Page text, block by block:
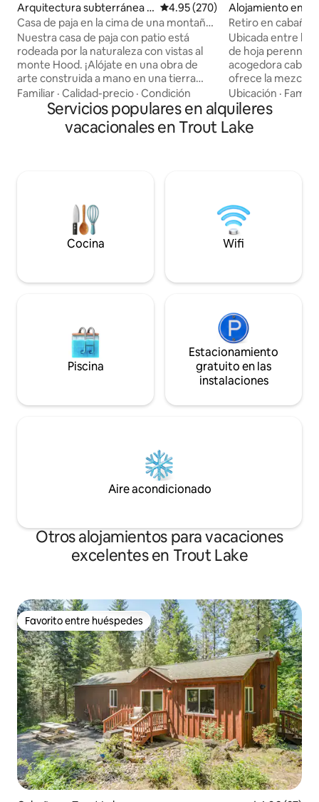
Arquitectura subterránea e
n White Salmon
Calificación promedio: 4.95 de
4.95 (270)
Casa de paja en la cima de una montaña
con vistas impresionantes
Nuestra casa de paja con patio está
rodeada por la naturaleza con vistas al
monte Hood. ¡Alójate en una obra de
arte construida a mano en una tierra
rebosante de amor! - Fuera de la red
(solar). - Wifi. - Ducha caliente y cocina al
aire libre en el pabellón compartido.
Inodoro de compostaje privado (nota: el
quieran comunicarse con la naturaleza. -
Pregunta sobre la reserva de todo el
alojamiento (3 unidades). Gracias por
Familiar · Calidad-precio · Condición
Alojamiento en
on
Retiro en cabaña
perros - Bañera
Ubicada entre
de hoja perenne
acogedora
ofrece la mezcla
moderna y
te sumerjas en la
privada bajo las
café por la
traen el exterior
espacio de luz
totalmente
Ubicación ·
Servicios populares en alquileres
vacacionales en Trout Lake
Cocina Wifi
Piscina
Estacionamiento
gratuito en las
instalaciones
Aire acondicionado
Otros alojamientos para vacaciones
excelentes en Trout Lake
Favorito entre huéspedes
Favorito entre huéspedes